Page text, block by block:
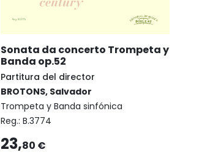
Sonata da concerto Trompeta y
Banda op.52
Partitura del director
BROTONS, Salvador
Trompeta y Banda sinfónica
Reg.: B.3774
23,80 €